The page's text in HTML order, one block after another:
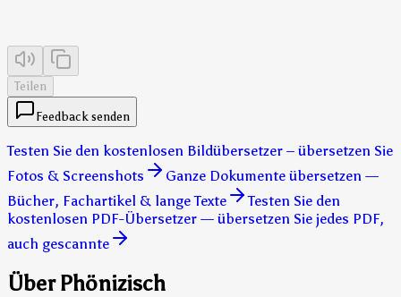
Teilen
Feedback senden
Testen Sie den kostenlosen Bildübersetzer – übersetzen Sie
Fotos & Screenshots
Ganze Dokumente übersetzen —
Bücher, Fachartikel & lange Texte
Testen Sie den
kostenlosen PDF-Übersetzer — übersetzen Sie jedes PDF,
auch gescannte
Über Phönizisch